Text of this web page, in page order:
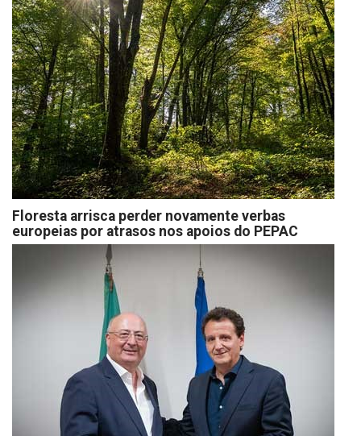
Floresta arrisca perder novamente verbas
europeias por atrasos nos apoios do PEPAC